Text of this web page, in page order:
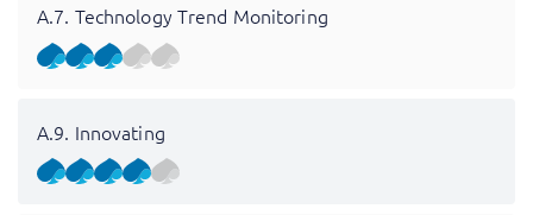
A.7. Technology Trend Monitoring
A.9. Innovating